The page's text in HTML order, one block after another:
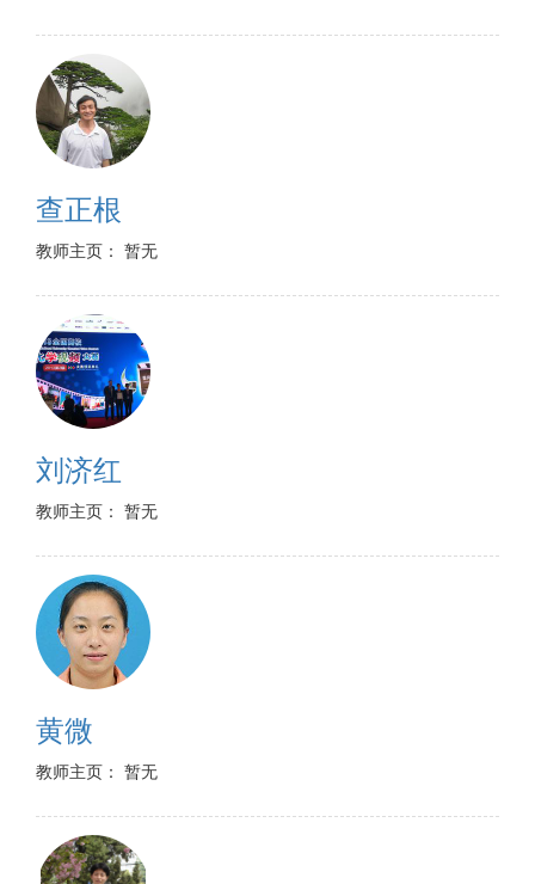
查正根
教师主页： 暂无
刘济红
教师主页： 暂无
黄微
教师主页： 暂无